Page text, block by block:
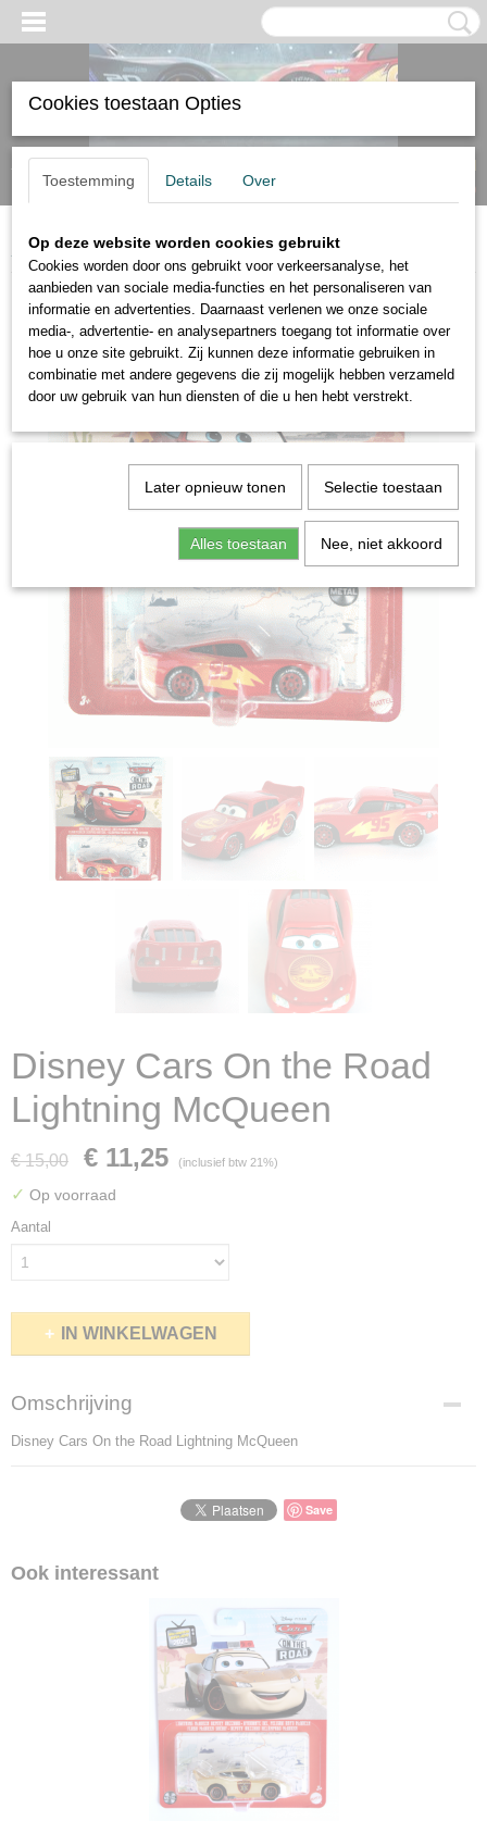
Inloggen Registreren
(0)
Home>On the Road>Disney Cars On the Road Lightning McQueen
Disney Cars On the Road
Lightning McQueen
€ 15,00 € 11,25 (inclusief btw 21%)
✓ Op voorraad
Aantal
IN WINKELWAGEN
Omschrijving
Disney Cars On the Road Lightning McQueen
Save
Ook interessant
Cookies toestaan Opties
Toestemming Details Over
Op deze website worden cookies gebruikt
Cookies worden door ons gebruikt voor verkeersanalyse, het
aanbieden van sociale media-functies en het personaliseren van
informatie en advertenties. Daarnaast verlenen we onze sociale
media-, advertentie- en analysepartners toegang tot informatie over
hoe u onze site gebruikt. Zij kunnen deze informatie gebruiken in
combinatie met andere gegevens die zij mogelijk hebben verzameld
door uw gebruik van hun diensten of die u hen hebt verstrekt.
Later opnieuw tonen Selectie toestaan
Alles toestaan Nee, niet akkoord